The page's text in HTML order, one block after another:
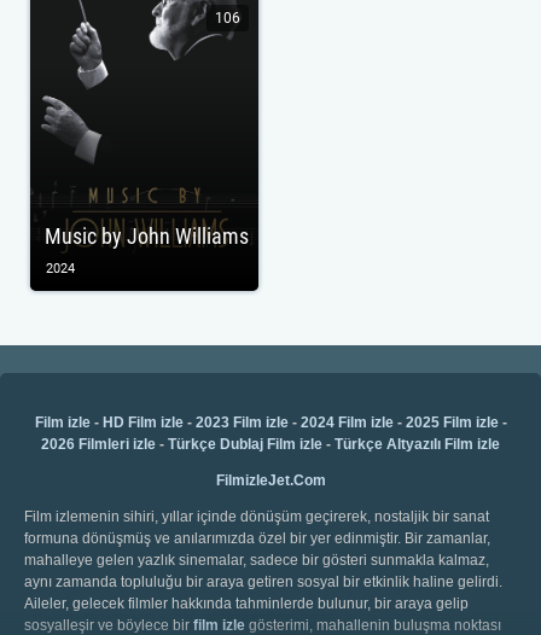
Music by John Williams
106
2024
Film izle- HD Film izle- 2023 Film izle- 2024 Film izle- 2025 Film izle-
2026 Filmleri izle - Türkçe Dublaj Film izle - Türkçe Altyazılı Film izle
FilmizleJet.Com
Film izlemenin sihiri, yıllar içinde dönüşüm geçirerek, nostaljik bir sanat
formuna dönüşmüş ve anılarımızda özel bir yer edinmiştir. Bir zamanlar,
mahalleye gelen yazlık sinemalar, sadece bir gösteri sunmakla kalmaz,
aynı zamanda topluluğu bir araya getiren sosyal bir etkinlik haline gelirdi.
Aileler, gelecek filmler hakkında tahminlerde bulunur, bir araya gelip
sosyalleşir ve böylece bir film izle gösterimi, mahallenin buluşma noktası